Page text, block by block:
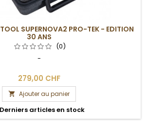
SUPERNOVA2 PRO-TEK - EDITION
30 ANS
(0)
-
279,00 CHF
 Ajouter au panier
Derniers articles en stock